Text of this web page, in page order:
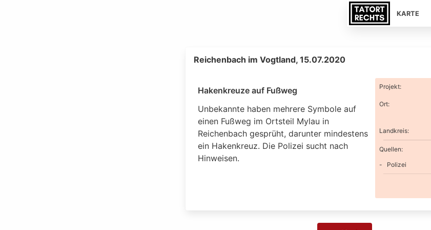
KARTE
Reichenbach im Vogtland, 15.07.2020
Hakenkreuze auf Fußweg
Unbekannte haben mehrere Symbole auf
einen Fußweg im Ortsteil Mylau in
Reichenbach gesprüht, darunter mindestens
ein Hakenkreuz. Die Polizei sucht nach
Hinweisen.
Projekt:
Ort:
Landkreis:
Quellen:
Polizei